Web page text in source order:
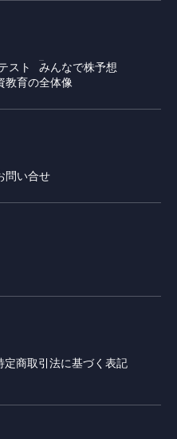
スト
みんなで株予想
教育の全体像
問い合せ
定商取引法に基づく表記